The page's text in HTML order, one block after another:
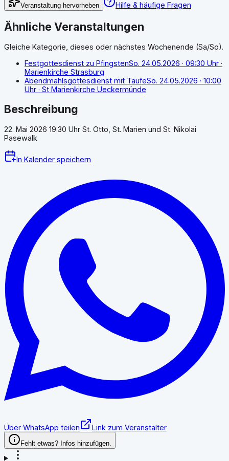
Veranstaltung hervorheben Hilfe & häufige Fragen
Ähnliche Veranstaltungen
Gleiche Kategorie, dieses oder nächstes Wochenende (Sa/So).
Festgottesdienst zu PfingstenSo. 24.05.2026 · 09:30 Uhr ·
Marienkirche Strasburg
Abendmahlsgottesdienst mit TaufeSo. 24.05.2026 · 10:00
Uhr · St Marienkirche Ueckermünde
Beschreibung
22. Mai 2026 19:30 Uhr St. Otto, St. Marien und St. Nikolai
Pasewalk
In Kalender speichern
Über WhatsApp teilen Link zum Veranstalter
Fehlt etwas? Infos hinzufügen.